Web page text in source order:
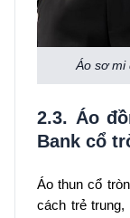
Áo sơ mi
2.3. Áo
Bank cổ
Áo thun cổ tròn
cách trẻ trung,